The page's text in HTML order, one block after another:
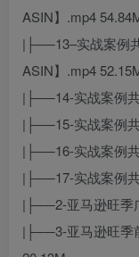
ASIN】.mp4
|├──13–实战案例
ASIN】.mp4
|├──14-实战案例
|├──15-实战案例
|├──16-实战案例
|├──17-实战案例
|├──2-亚马逊旺季
|├──3-亚马逊旺季